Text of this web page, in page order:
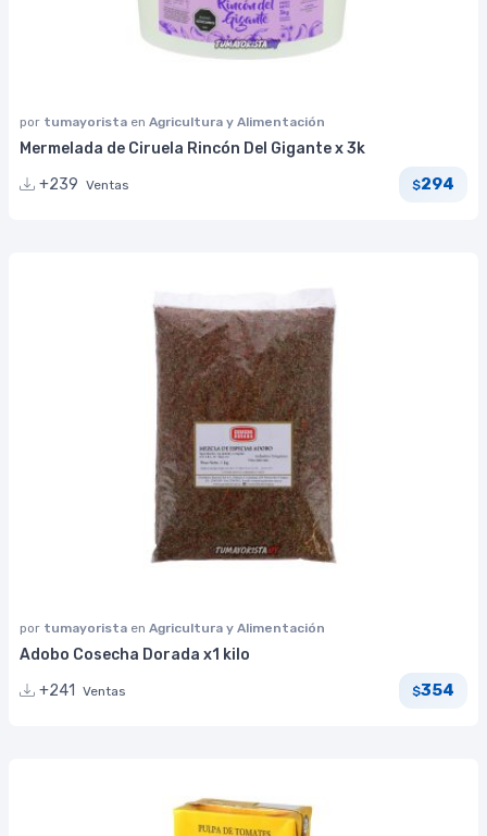
por tumayorista en Agricultura y Alimentación
Mermelada de Ciruela Rincón Del Gigante x 3k
+239 Ventas $294
por tumayorista en Agricultura y Alimentación
Adobo Cosecha Dorada x1 kilo
+241
Ventas $354